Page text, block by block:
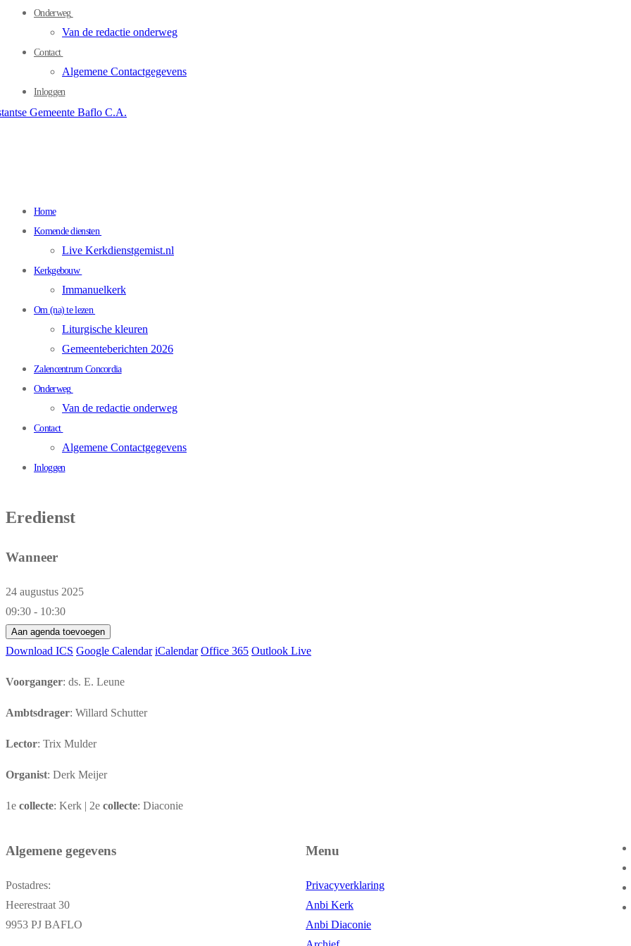
Onderweg
Van de redactie onderweg
Contact
Algemene Contactgegevens
Inloggen
Home
Komende diensten
Live Kerkdienstgemist.nl
Kerkgebouw
Immanuelkerk
Om (na) te lezen
Liturgische kleuren
Gemeenteberichten 2026
Zalencentrum Concordia
Onderweg
Van de redactie onderweg
Contact
Algemene Contactgegevens
Inloggen
Eredienst
Wanneer
24 augustus 2025
09:30 - 10:30
Aan agenda toevoegen
Download ICS Google Calendar iCalendar Office 365 Outlook Live
Voorganger: ds. E. Leune
Ambtsdrager: Willard Schutter
Lector: Trix Mulder
Organist: Derk Meijer
1e collecte: Kerk | 2e collecte: Diaconie
Algemene gegevens
Postadres:
Heerestraat 30
9953 PJ BAFLO
Menu
Privacyverklaring
Anbi Kerk
Anbi Diaconie